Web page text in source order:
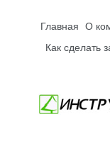
Главная
О
Как сделать